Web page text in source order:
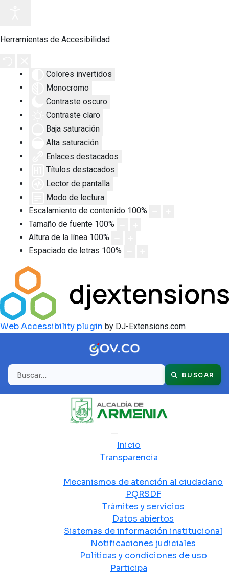
Herramientas de Accesibilidad
Colores invertidos
Monocromo
Contraste oscuro
Contraste claro
Baja saturación
Alta saturación
Enlaces destacados
Títulos destacados
Lector de pantalla
Modo de lectura
Escalamiento de contenido 100%
Tamaño de fuente 100%
Altura de la línea 100%
Espaciado de letras 100%
Web Accessibility plugin by DJ-Extensions.com
Buscar BUSCAR
Inicio
Transparencia
Mecanismos de atención al ciudadano
PQRSDF
Trámites y servicios
Datos abiertos
Sistemas de información institucional
Notificaciones judiciales
Políticas y condiciones de uso
Participa